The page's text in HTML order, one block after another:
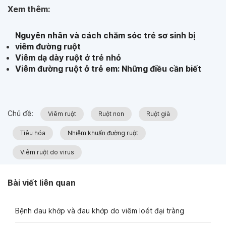
Xem thêm:
Nguyên nhân và cách chăm sóc trẻ sơ sinh bị
viêm đường ruột
Viêm dạ dày ruột ở trẻ nhỏ
Viêm đường ruột ở trẻ em: Những điều cần biết
Chủ đề: Viêm ruột Ruột non Ruột già
Tiêu hóa Nhiễm khuẩn đường ruột
Viêm ruột do virus
Bài viết liên quan
Bệnh đau khớp và đau khớp do viêm loét đại tràng